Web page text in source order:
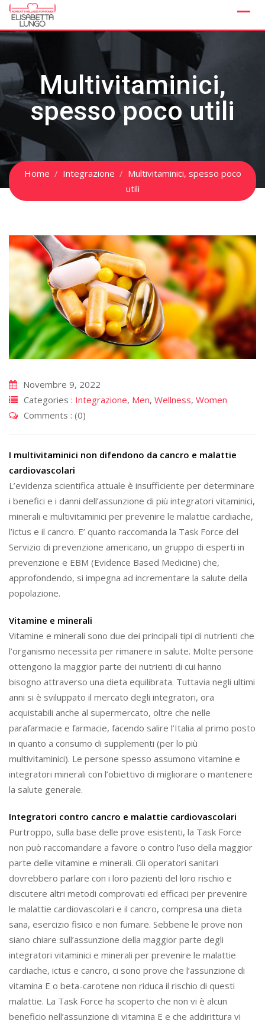
Skip
content
Multivitaminici,
spesso poco utili
Home Integrazione
Multivitaminici, spesso poco
utili
Novembre 9, 2022
Categories : Integrazione, Men, Wellness, Women
Comments : (0)
I multivitaminici non difendono da cancro e malattie
cardiovascolari
L’evidenza scientifica attuale è insufficiente per determinare
i benefici e i danni dell’assunzione di più integratori vitaminici,
minerali e multivitaminici per prevenire le malattie cardiache,
l’ictus e il cancro. E’ quanto raccomanda la Task Force del
Servizio di prevenzione americano, un gruppo di esperti in
prevenzione e EBM (Evidence Based Medicine) che,
approfondendo, si impegna ad incrementare la salute della
popolazione.
Vitamine e minerali
Vitamine e minerali sono due dei principali tipi di nutrienti che
l’organismo necessita per rimanere in salute. Molte persone
ottengono la maggior parte dei nutrienti di cui hanno
bisogno attraverso una dieta equilibrata. Tuttavia negli ultimi
anni si è sviluppato il mercato degli integratori, ora
acquistabili anche al supermercato, oltre che nelle
parafarmacie e farmacie, facendo salire l’Italia al primo posto
in quanto a consumo di supplementi (per lo più
multivitaminici). Le persone spesso assumono vitamine e
integratori minerali con l’obiettivo di migliorare o mantenere
la salute generale.
Integratori contro cancro e malattie cardiovascolari
Purtroppo, sulla base delle prove esistenti, la Task Force
non può raccomandare a favore o contro l’uso della maggior
parte delle vitamine e minerali. Gli operatori sanitari
dovrebbero parlare con i loro pazienti del loro rischio e
discutere altri metodi comprovati ed efficaci per prevenire
le malattie cardiovascolari e il cancro, compresa una dieta
sana, esercizio fisico e non fumare. Sebbene le prove non
siano chiare sull’assunzione della maggior parte degli
integratori vitaminici e minerali per prevenire le malattie
cardiache, ictus e cancro, ci sono prove che l’assunzione di
vitamina E o beta-carotene non riduca il rischio di questi
malattie. La Task Force ha scoperto che non vi è alcun
beneficio nell’assunzione di vitamina E e che addirittura vi